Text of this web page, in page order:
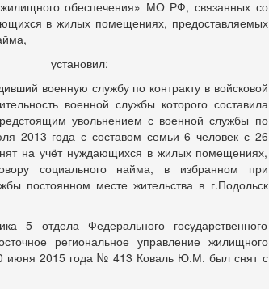
жилищного обеспечения» МО РФ, связанных со
в жилых помещениях, предоставляемых
установил:
военную службу по контракту в войсковой
военной службы которого составила
увольнением с военной службы по
2013 года с составом семьи 6 человек с 26
на учёт нуждающихся в жилых помещениях,
социального найма, в избранном при
постоянном месте жительства в г.Подольск
5 отдела Федерального государственного
региональное управление жилищного
июня 2015 года № 413 Коваль Ю.М. был снят с